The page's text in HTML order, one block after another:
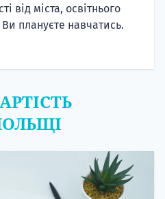
від міста, освітнього
плануєте навчатись.